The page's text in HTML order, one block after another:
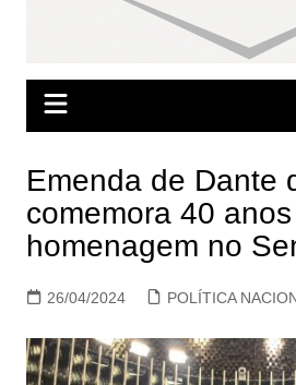
Emenda de Dante
comemora 40
homenagem no
26/04/2024 POLÍTICA